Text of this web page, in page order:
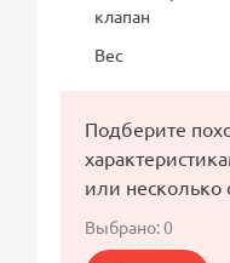
клапан
Вес
Подберите
или несколько
Выбрано:0